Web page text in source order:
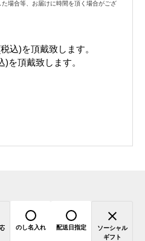
場合等、お届けに時間を頂く場合がござ
込)を頂戴致します。
を頂戴致します。
のし名入れ 配送日指定
ソーシャル
ギフト